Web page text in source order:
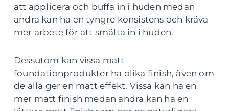
att applicera och buffa in i huden medan
andra kan ha en tyngre konsistens och kräva
mer arbete för att smälta in i huden.
Dessutom kan vissa matt
foundationprodukter ha olika finish, även om
de alla ger en matt effekt. Vissa kan ha en
mer matt finish medan andra kan ha en